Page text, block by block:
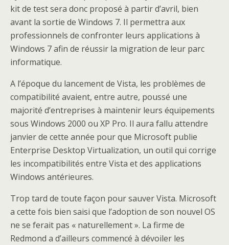
kit de test sera donc proposé à partir d’avril, bien
avant la sortie de Windows 7. Il permettra aux
professionnels de confronter leurs applications à
Windows 7 afin de réussir la migration de leur parc
informatique.
A l’époque du lancement de Vista, les problèmes de
compatibilité avaient, entre autre, poussé une
majorité d’entreprises à maintenir leurs équipements
sous Windows 2000 ou XP Pro. Il aura fallu attendre
janvier de cette année pour que Microsoft publie
Enterprise Desktop Virtualization, un outil qui corrige
les incompatibilités entre Vista et des applications
Windows antérieures.
Trop tard de toute façon pour sauver Vista. Microsoft
a cette fois bien saisi que l’adoption de son nouvel OS
ne se ferait pas « naturellement ». La firme de
Redmond a d’ailleurs commencé à dévoiler les